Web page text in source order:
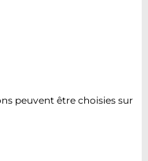
peuvent être choisies sur